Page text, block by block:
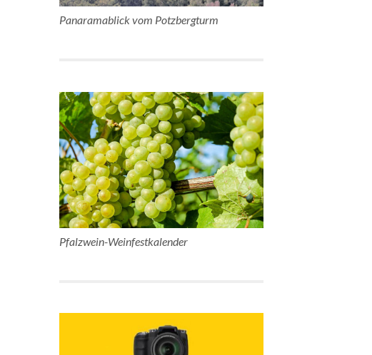
Panaramablick vom Potzbergturm
Pfalzwein-Weinfestkalender